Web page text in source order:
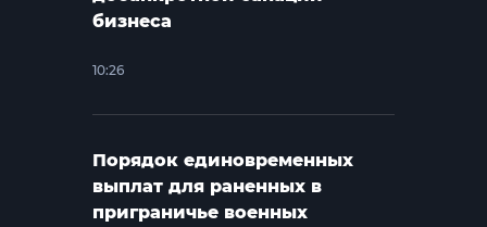
бизнеса
10:26
Порядок единовременных
выплат для раненных в
приграничье военных